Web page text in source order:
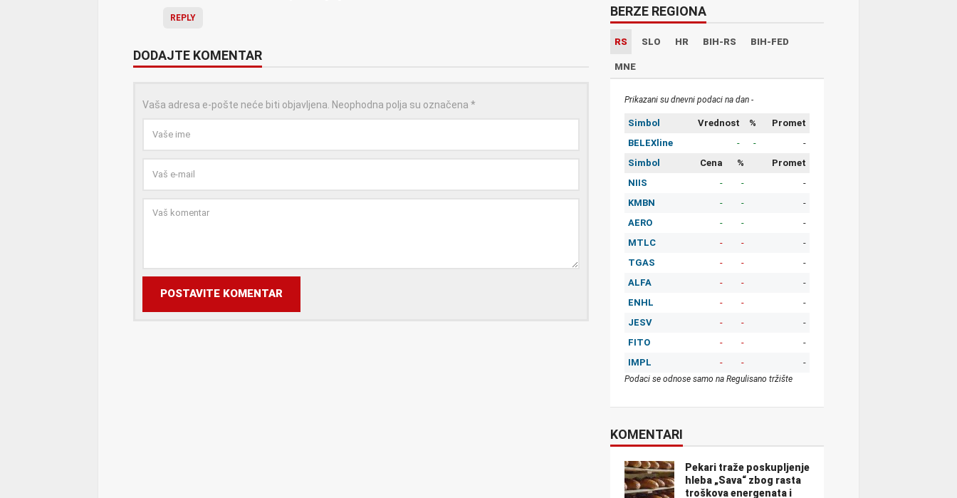
REPLY
DODAJTE KOMENTAR
Vaša adresa e-pošte neće biti objavljena. Neophodna polja su označena *
POSTAVITE KOMENTAR
BERZE REGIONA
RS SLO HR BIH-RS BIH-FED
MNE
Prikazani su dnevni podaci na dan -
Simbol Vrednost %
Promet
BELEXline
- -
-
Simbol
Cena %
Promet
NIIS
- -
-
KMBN
- -
-
AERO
- -
-
MTLC
- -
-
TGAS
- -
-
ALFA
- -
-
ENHL
- -
-
JESV
- -
-
FITO
- -
-
IMPL
- - -
Podaci se odnose samo na Regulisano tržište
KOMENTARI
Pekari traže poskupljenje
hleba „Sava“ zbog rasta
troškova energenata i